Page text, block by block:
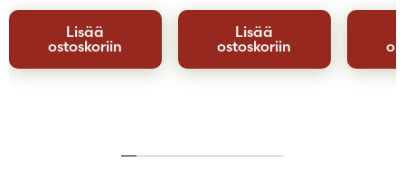
Lisää
ostoskoriin
Lisää
ostoskoriin